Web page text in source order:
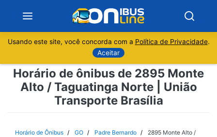
Sobre
Minas Gerais
Usando este site, você concorda com a Política de Privacidade.
Aceitar
Horário de ônibus de 2895 Monte
Alto / Taguatinga Norte | União
Transporte Brasília
Horário de Ônibus GO Padre Bernardo
2895 Monte Alto /